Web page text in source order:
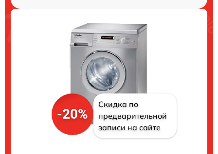
-20%
Скидка по
предварительной
записи на сайте